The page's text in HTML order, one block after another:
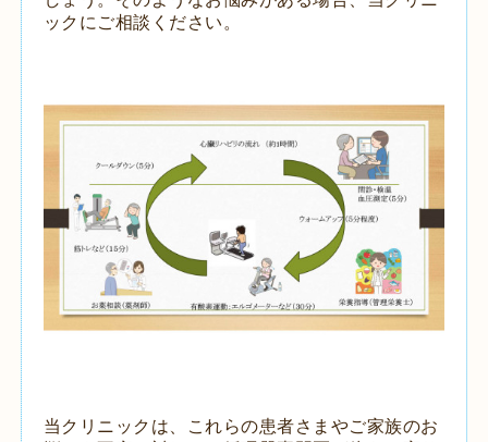
ックにご相談ください。
当クリニックは、これらの患者さまやご家族のお